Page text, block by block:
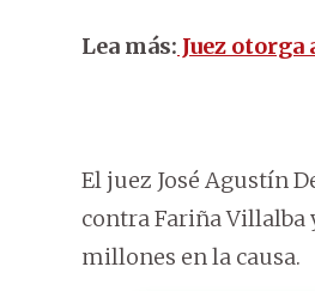
Lea más: Juez
El juez José Agustín
contra Fariña Villalba
millones en la causa.